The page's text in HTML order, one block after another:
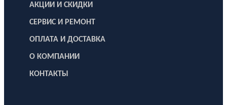
АКЦИИ И СКИДКИ
СЕРВИС И РЕМОНТ
ОПЛАТА И ДОСТАВКА
О КОМПАНИИ
КОНТАКТЫ